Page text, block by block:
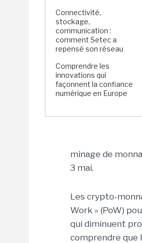
Connectivité,
stockage,
communication :
comment Setec a
repensé son réseau
Comprendre les
innovations qui
façonnent la confiance
numérique en Europe
minage de
3 mai.
Les crypto-
Work » (PoW)
qui diminuent
comprendre que